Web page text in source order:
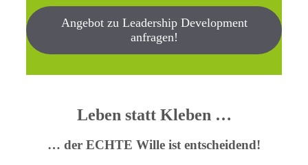
Angebot zu Leadership Development
anfragen!
Leben statt Kleben …
… der ECHTE Wille ist entscheidend!